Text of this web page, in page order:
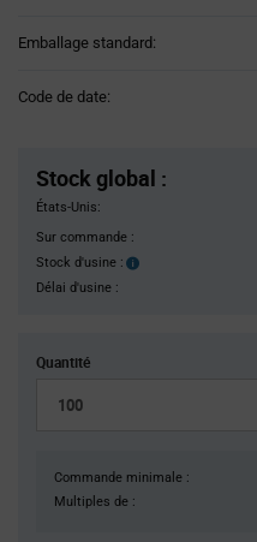
Emballage standard:
Code de date:
Stock global :
États-Unis:
Sur commande :
Stock d'usine :
Stock
Délai d'usine :
Quantité
Commande minimale :
Multiples de :